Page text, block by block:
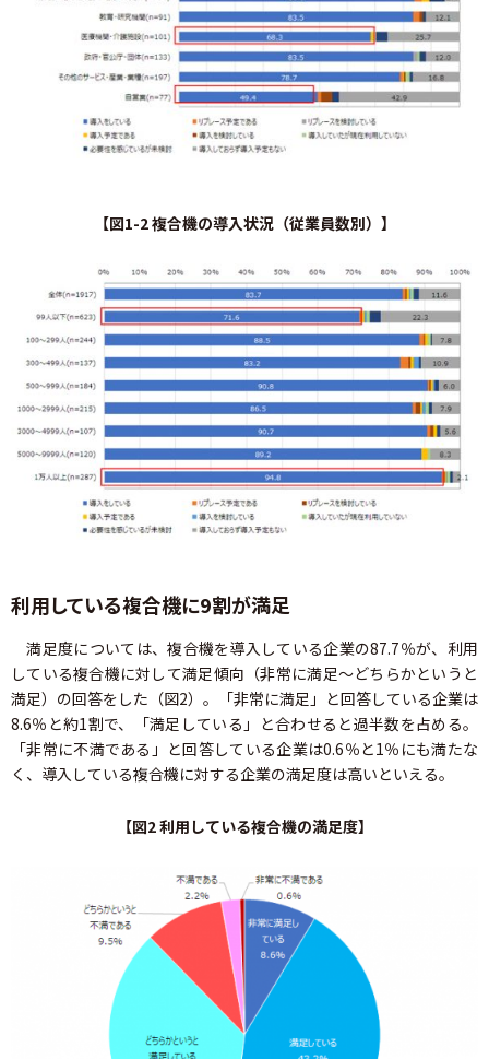
【図1-2 複合機の導入状況（従業員数別）】
利用している複合機に9割が満足
満足度については、複合機を導入している企業の87.7％が、利用
している複合機に対して満足傾向（非常に満足～どちらかというと
満足）の回答をした（図2）。「非常に満足」と回答している企業は
8.6％と約1割で、「満足している」と合わせると過半数を占める。
「非常に不満である」と回答している企業は0.6％と1％にも満たな
く、導入している複合機に対する企業の満足度は高いといえる。
【図2 利用している複合機の満足度】